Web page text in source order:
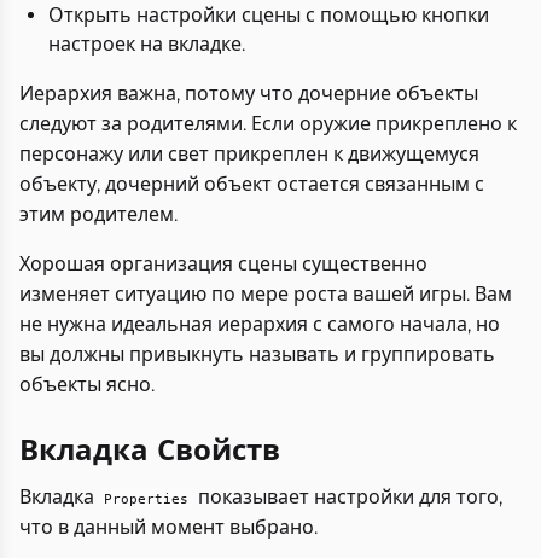
Открыть настройки сцены с помощью кнопки
настроек на вкладке.
Иерархия важна, потому что дочерние объекты
следуют за родителями. Если оружие прикреплено к
персонажу или свет прикреплен к движущемуся
объекту, дочерний объект остается связанным с
этим родителем.
Хорошая организация сцены существенно
изменяет ситуацию по мере роста вашей игры. Вам
не нужна идеальная иерархия с самого начала, но
вы должны привыкнуть называть и группировать
объекты ясно.
Вкладка Свойств
Вкладка Properties
показывает настройки для того,
что в данный момент выбрано.